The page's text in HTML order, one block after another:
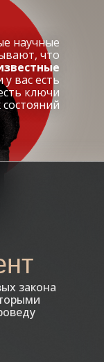
научные
что
у вас есть
ключи
закона